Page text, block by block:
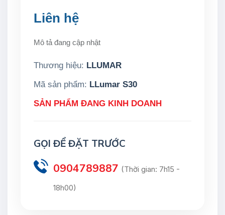
Liên hệ
Mô tả đang cập nhật
Thương hiệu: LLUMAR
Mã sản phẩm: LLumar S30
SẢN PHẨM ĐANG KINH DOANH
GỌI ĐỂ ĐẶT TRƯỚC
0904789887 (Thời gian: 7h15 -
18h00)